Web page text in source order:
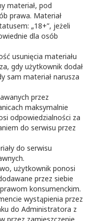
materiał, pod
prawa. Materiał
„18+”, jeżeli
dla osób
usunięcia materiału
gdy użytkownik dodał
sam materiał narusza
przez
maksymalnie
odpowiedzialności za
do serwisu przez
do serwisu
użytkownik ponosi
przez siebie
konsumenckim.
wystąpienia przez
do Administratora z